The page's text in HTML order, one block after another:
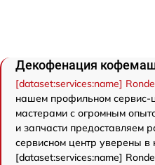
Декофенация
[dataset:services:name]
нашем профильном сервис-
мастерами с огромным
и запчасти
сервисном центр уверены в
[dataset:services:name]